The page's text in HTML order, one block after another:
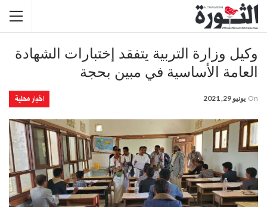
وكيل وزارة التربية يتفقد إختبارات الشهادة
العامة الأساسية في مبين بحجة
اخبار محلية On يونيو 29, 2021